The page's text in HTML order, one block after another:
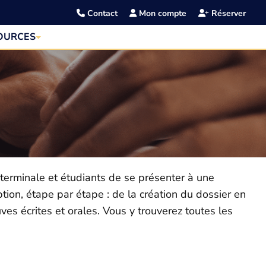
Contact Mon compte Réserver
et étudiants de se présenter à une
étape par étape : de la création du dossier en
écrites et orales. Vous y trouverez toutes les